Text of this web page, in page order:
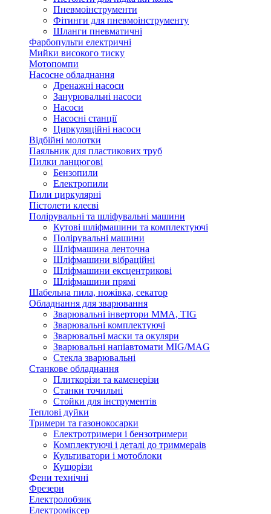
Пневмоінструменти
Фітинги для пневмоінструменту
Шланги пневматичні
Фарбопульти електричні
Мийки високого тиску
Мотопомпи
Насосне обладнання
Дренажні насоси
Занурювальні насоси
Насоси
Насосні станції
Циркуляційні насоси
Відбійні молотки
Паяльник для пластикових труб
Пилки ланцюгові
Бензопили
Електропили
Пили циркулярні
Пістолети клеєві
Полірувальні та шліфувальні машини
Кутові шліфмашини та комплектуючі
Полірувальні машини
Шліфмашина ленточна
Шліфмашини вібраційні
Шліфмашини ексцентрикові
Шліфмашини прямі
Шабельна пила, ножівка, секатор
Обладнання для зварювання
Зварювальні інвертори ММА, TIG
Зварювальні комплектуючі
Зварювальні маски та окуляри
Зварювальні напіавтомати MIG/MAG
Стекла зварювальні
Станкове обладнання
Плиткорізи та каменерізи
Станки точильні
Стойки для інструментів
Теплові дуйки
Тримери та газонокосарки
Електротримери і бензотримери
Комплектуючі і деталі до триммераів
Культиватори і мотоблоки
Кущорізи
Фени технічні
Фрезери
Електролобзик
Електроміксер